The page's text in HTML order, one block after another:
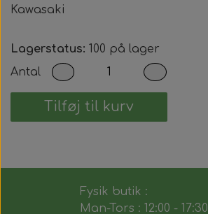
Kawasaki
Lagerstatus: 100 på lager
Antal
Tilføj til kurv
Fysik butik :
Man-Tors : 12:00 - 17:30